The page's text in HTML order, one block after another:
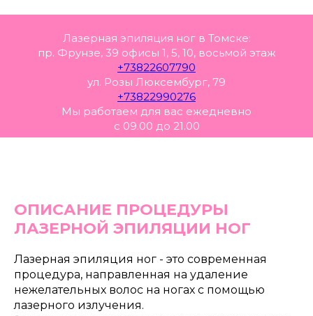
Лазерная эпиляция ног в Томске:
пр. Фрунзе, 39 офисы 1, 5, 10, восьмой этаж
+73822607790
ул. Розы Люксембург, 79
+73822990276
Мы работаем для вас ежедневно
с 09.00 до 21.00
ОПИСАНИЕ ПРОЦЕДУРЫ
ЛАЗЕРНОЙ ЭПИЛЯЦИИ НОГ
Лазерная эпиляция ног - это современная
процедура, направленная на удаление
нежелательных волос на ногах с помощью
лазерного излучения.